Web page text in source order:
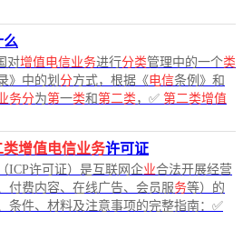
么
对增值电信业务进行分类管理中的一个类
》中的划 分方式，根据《电信条例》和
务分为第一类和第二类 ，✅ 第二类增值
类增值电信业务许可证
ICP许可证）是互联网企业合法开展经营
付费内容、在线广告、会员服务等）的
条件、材料及注意事项的完整指南：✅